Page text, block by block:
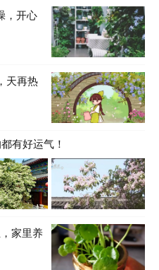
，开心
天再热
有好运气！
家里养